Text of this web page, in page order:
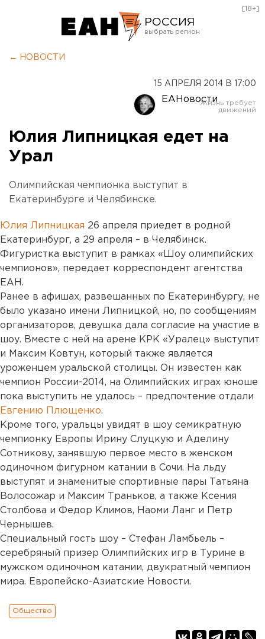
РОССИЯ
Оренбург
[18+]
← НОВОСТИ
15 АПРЕЛЯ 2014 В 17:00
ЕАНовости
Юлия Липницкая едет на
Урал
Олимпийская чемпионка выступит в
Екатеринбурге и Челябинске.
Юлия Липницкая 26 апреля приедет в родной
Екатеринбург, а 29 апреля – в Челябинск.
Фигуристка выступит в рамках «Шоу олимпийских
чемпионов», передает корреспондент агентства
ЕАН.
Ранее в афишах, развешанных по Екатеринбургу, не
было указано имени Липницкой, но, по сообщениям
организаторов, девушка дала согласие на участие в
шоу. Вместе с ней на арене КРК «Уралец» выступит
и Максим Ковтун, который также является
уроженцем уральской столицы. Он известен как
чемпион России-2014, на Олимпийских играх юноше
пока выступить не удалось – предпочтение отдали
Евгению Плющенко.
Кроме того, уральцы увидят в шоу семикратную
чемпионку Европы Ирину Слуцкую и Аделину
Сотникову, занявшую первое место в женском
одиночном фигурном катании в Сочи. На льду
выступят и знаменитые спортивные пары Татьяна
Волосожар и Максим Траньков, а также Ксения
Столбова и Федор Климов, Наоми Ланг и Петр
Чернышев.
Специальный гость шоу – Стефан Ламбьель –
серебряный призер Олимпийских игр в Турине в
мужском одиночном катании, двукратный чемпион
мира. Европейско-Азиатские Новости.
Общество